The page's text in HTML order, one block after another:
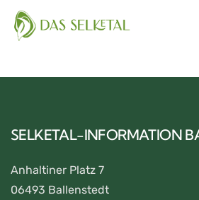
SELKETAL-INFORMATION
Anhaltiner Platz 7
06493 Ballenstedt